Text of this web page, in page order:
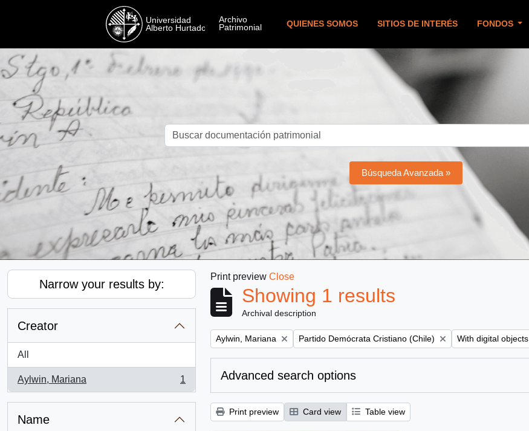
QUIENES SOMOS SITIOS DE INTERÉS FONDOS
Búsqueda Avanzada »
Narrow your results by:
Creator
All
Aylwin, Mariana
, 1 results
1
Name
Print preview Close
Showing 1 results
Archival description
Remove filter:
Aylwin, Mariana Remove filter:
Partido Demócrata Cristiano (Chile) Remove filter:
With digital objects
Advanced search options
Print preview Card view Table view